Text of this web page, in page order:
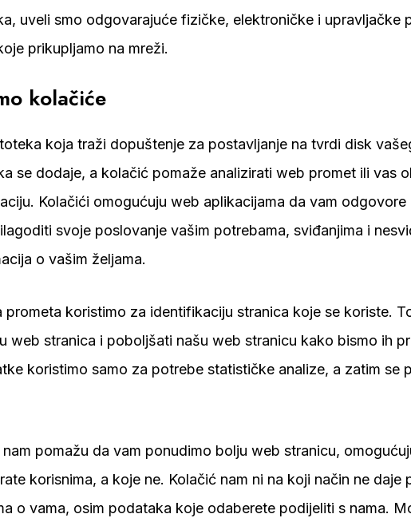
uveli smo odgovarajuće fizičke, elektroničke i upravljačke
prikupljamo na mreži.
kolačiće
koja traži dopuštenje za postavljanje na tvrdi disk
se dodaje, a kolačić pomaže analizirati web promet ili vas
Kolačići omogućuju web aplikacijama da vam
svoje poslovanje vašim potrebama, sviđanjima i
o vašim željama.
prometa koristimo za identifikaciju stranica koje se koriste.
web stranica i poboljšati našu web stranicu kako bismo ih
koristimo samo za potrebe statističke analize, a zatim se
pomažu da vam ponudimo bolju web stranicu,
korisnima, a koje ne. Kolačić nam ni na koji način ne daje
o vama, osim podataka koje odaberete podijeliti s nama.